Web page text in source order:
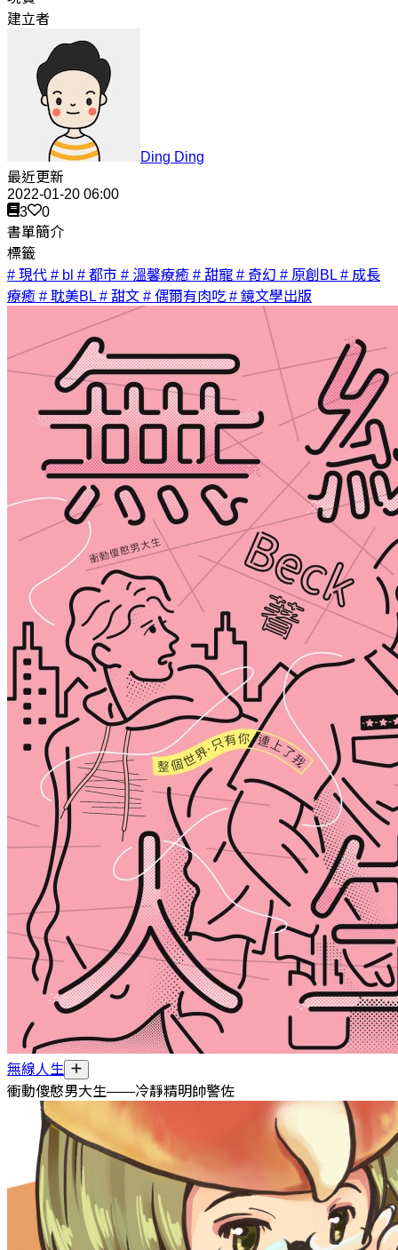
建立者
Ding Ding
最近更新
2022-01-20 06:00
3
0
書單簡介
標籤
# 現代 # bl # 都市 # 溫馨療癒 # 甜寵 # 奇幻 # 原創BL # 成長
療癒 # 耽美BL # 甜文 # 偶爾有肉吃 # 鏡文學出版
無線人生
衝動傻憨男大生——冷靜精明帥警佐